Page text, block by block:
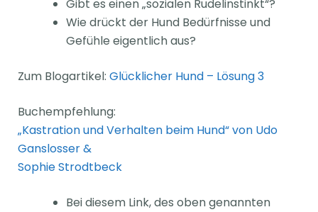
Gibt es einen „sozialen Rudelinstinkt“?
Wie drückt der Hund Bedürfnisse und
Gefühle eigentlich aus?
Zum Blogartikel: Glücklicher Hund – Lösung 3
Buchempfehlung:
„Kastration und Verhalten beim Hund“ von Udo
Ganslosser &
Sophie Strodtbeck
Bei diesem Link, des oben genannten